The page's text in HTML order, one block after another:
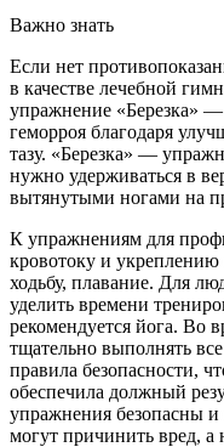
Важно знать
Если нет
в качестве лечебной
упражнение «Березка»
геморроя благодаря
тазу. «Березка» —
нужно удерживаться в
вытянутыми ногами на
К упражнениям для
кровотоку и
ходьбу, плавание. Для
уделить времени
рекомендуется йога. Во
тщательно выполнять
правила безопасности,
обеспечила должный
упражнения безопасны
могут причинить вред, а